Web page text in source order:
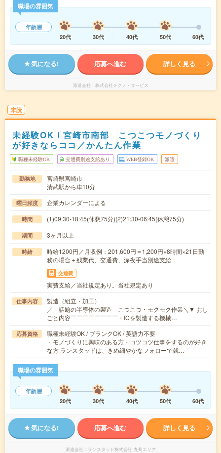
職場の雰囲気
年齢層
20代
30代 40代 50代 60代
気になる! 応募へ進む 詳しく見る
派遣会社 株式会社テクノ・サービス
未読
未経験OK！宮崎市南部 こつこつモノづくり
が好きならココ／かんたん作業
職種未経験OK 交通費別途支給あり WEB登録OK 派遣
勤務地
宮崎県宮崎市
清武駅から車10分
曜日頻度 企業カレンダーによる
時間 (1)09:30-18:45(休憩75分)(2)21:30-06:45(休憩75分)
期間 3ヶ月以上
時給
時給1200円／月収例：201,600円＝1,200円×8時間×21日勤
務の場合＋残業代、交通費、深夜手当別途支給
交通費
実費支給／当社規定あり。当社規定あり
仕事内容
製造（組立・加工）
／ 話題の半導体の製造 こつこつ・モクモク作業＼▼ おし
ごと内容￣￣￣￣￣￣￣￣・ICを製造する機械…
応募資格
職種未経験OK / ブランクOK / 英語力不要
・モノづくりに興味のある方・コツコツ仕事をするのが好き
な方 ランスタッドは、きめ細やかなフォローで就…
職場の雰囲気
年齢層
20代
30代 40代 50代 60代
気になる! 応募へ進む 詳しく見る
派遣会社 ランスタッド株式会社 九州エリア